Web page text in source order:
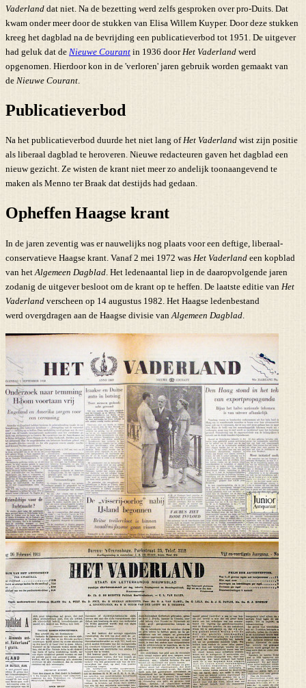
Vaderland dat niet. Na de bezetting werd zelfs gesproken over pro-Duits. Dat
kwam onder meer door de stukken van Elisa Willem Kuyper. Door deze stukken
kreeg het dagblad na de bevrijding een publicatieverbod tot 1951. De uitgever
had geluk dat de Nieuwe Courant in 1936 door Het Vaderland werd
opgenomen. Hierdoor kon in de 'verloren' jaren gebruik worden gemaakt van
de Nieuwe Courant
Publicatieverbod
Na het publicatieverbod duurde het niet lang ofHet Vaderland wist zijn positie
als liberaal dagblad te heroveren. Nieuwe redacteuren gaven het dagblad een
nieuw gezicht. Ze wisten de krant niet meer zo andelijk toonaangevend te
maken als Menno ter Braak dat destijds had gedaan.
Opheffen Haagse krant
In de jaren zeventig was er nauwelijks nog plaats voor een deftige, liberaal-
conservatieve Haagse krant. Vanaf 2 mei 1972 was Het Vaderland een kopblad
van hetAlgemeen Dagblad. Het ledenaantal liep in de daaropvolgende jaren
zodanig de uitgever besloot om de krant op te heffen. De laatste editie van Het
Vaderland verscheen op 14 augustus 1982. Het Haagse ledenbestand
werd overgdragen aan de Haagse divisie vanAlgemeen Dagblad.